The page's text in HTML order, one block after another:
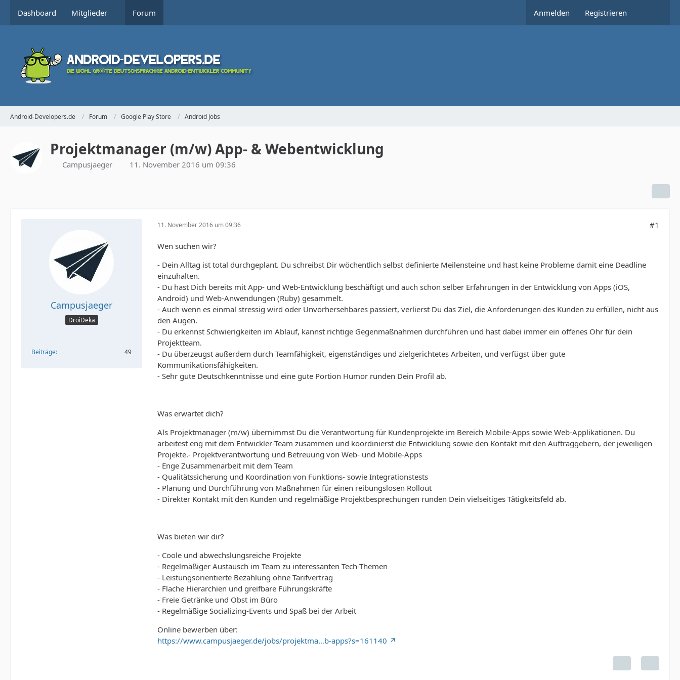
Dashboard Mitglieder Forum Anmelden Registrieren
Android-Developers.de Forum Google Play Store Android Jobs
Projektmanager (m/w) App- & Webentwicklung
Campusjaeger 11. November 2016 um 09:36
Campusjaeger
DroiDeka
Beiträge 49
11. November 2016 um 09:36 #1
Wen suchen wir?
- Dein Alltag ist total durchgeplant. Du schreibst Dir wöchentlich selbst definierte Meilensteine und hast keine Probleme damit eine Deadline
einzuhalten.
- Du hast Dich bereits mit App- und Web-Entwicklung beschäftigt und auch schon selber Erfahrungen in der Entwicklung von Apps (iOS,
Android) und Web-Anwendungen (Ruby) gesammelt.
- Auch wenn es einmal stressig wird oder Unvorhersehbares passiert, verlierst Du das Ziel, die Anforderungen des Kunden zu erfüllen, nicht aus
den Augen.
- Du erkennst Schwierigkeiten im Ablauf, kannst richtige Gegenmaßnahmen durchführen und hast dabei immer ein offenes Ohr für dein
Projektteam.
- Du überzeugst außerdem durch Teamfähigkeit, eigenständiges und zielgerichtetes Arbeiten, und verfügst über gute
Kommunikationsfähigkeiten.
- Sehr gute Deutschkenntnisse und eine gute Portion Humor runden Dein Profil ab.
Was erwartet dich?
Als Projektmanager (m/w) übernimmst Du die Verantwortung für Kundenprojekte im Bereich Mobile-Apps sowie Web-Applikationen. Du
arbeitest eng mit dem Entwickler-Team zusammen und koordinierst die Entwicklung sowie den Kontakt mit den Auftraggebern, der jeweiligen
Projekte.- Projektverantwortung und Betreuung von Web- und Mobile-Apps
- Enge Zusammenarbeit mit dem Team
- Qualitätssicherung und Koordination von Funktions- sowie Integrationstests
- Planung und Durchführung von Maßnahmen für einen reibungslosen Rollout
- Direkter Kontakt mit den Kunden und regelmäßige Projektbesprechungen runden Dein vielseitiges Tätigkeitsfeld ab.
Was bieten wir dir?
- Coole und abwechslungsreiche Projekte
- Regelmäßiger Austausch im Team zu interessanten Tech-Themen
- Leistungsorientierte Bezahlung ohne Tarifvertrag
- Flache Hierarchien und greifbare Führungskräfte
- Freie Getränke und Obst im Büro
- Regelmäßige Socializing-Events und Spaß bei der Arbeit
Online bewerben über:
https://www.campusjaeger.de/jobs/projektma…b-apps?s=161140